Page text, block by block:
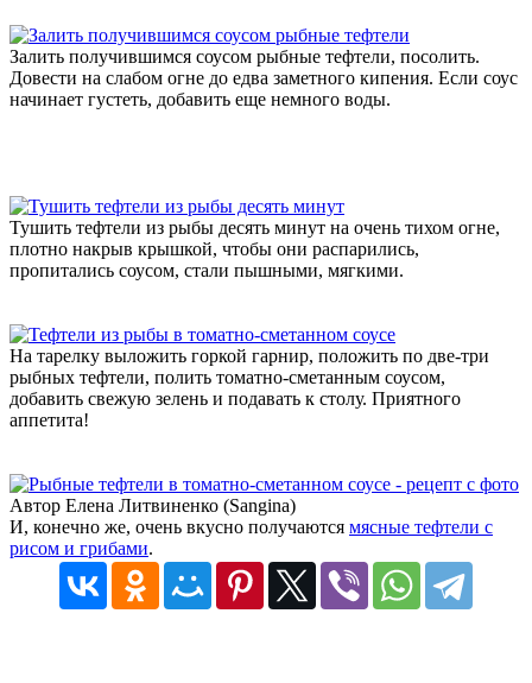
Залить получившимся соусом рыбные тефтели, посолить.
Довести на слабом огне до едва заметного кипения. Если соус
начинает густеть, добавить еще немного воды.
Тушить тефтели из рыбы десять минут на очень тихом огне,
плотно накрыв крышкой, чтобы они распарились,
пропитались соусом, стали пышными, мягкими.
На тарелку выложить горкой гарнир, положить по две-три
рыбных тефтели, полить томатно-сметанным соусом,
добавить свежую зелень и подавать к столу. Приятного
аппетита!
Автор Елена Литвиненко (Sangina)
И, конечно же, очень вкусно получаются мясные тефтели с
рисом и грибами.